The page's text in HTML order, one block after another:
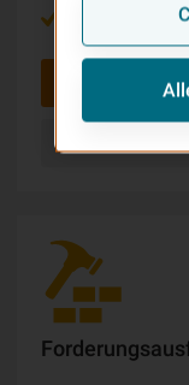
Bis zu 25